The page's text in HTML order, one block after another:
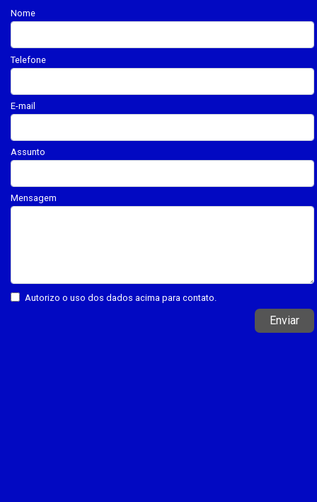
Nome
Telefone
E-mail
Assunto
Mensagem
Autorizo o uso dos dados acima para contato.
Enviar